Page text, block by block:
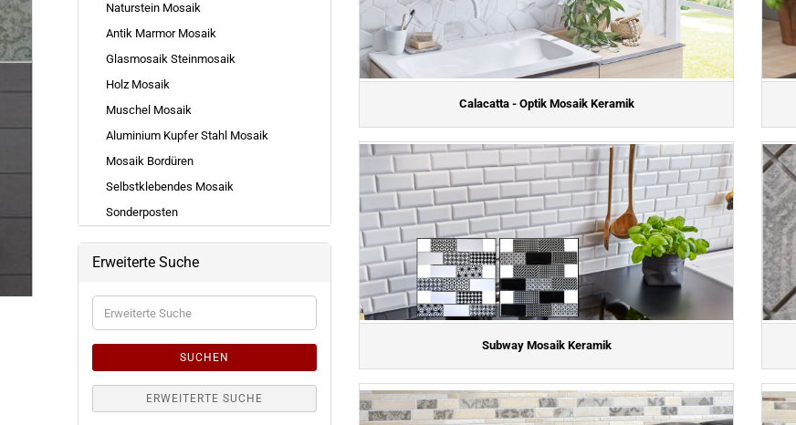
Calacatta - Optik Mosaik Keramik
Subway Mosaik Keramik
Naturstein Mosaik
Antik Marmor Mosaik
Glasmosaik Steinmosaik
Holz Mosaik
Muschel Mosaik
Aluminium Kupfer Stahl Mosaik
Mosaik Bordüren
Selbstklebendes Mosaik
Sonderposten
Erweiterte Suche
Erweiterte
Suche
SUCHEN
ERWEITERTE SUCHE